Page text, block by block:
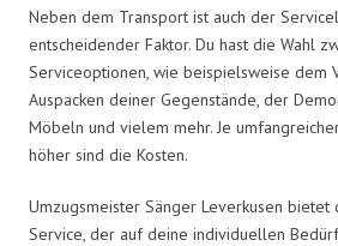
Neben dem Transport ist auch der
entscheidender Faktor. Du hast die Wahl
Serviceoptionen, wie beispielsweise dem
Auspacken deiner Gegenstände, der
Möbeln und vielem mehr. Je
höher sind die Kosten.
Umzugsmeister Sänger Leverkusen bietet
Service, der auf deine individuellen